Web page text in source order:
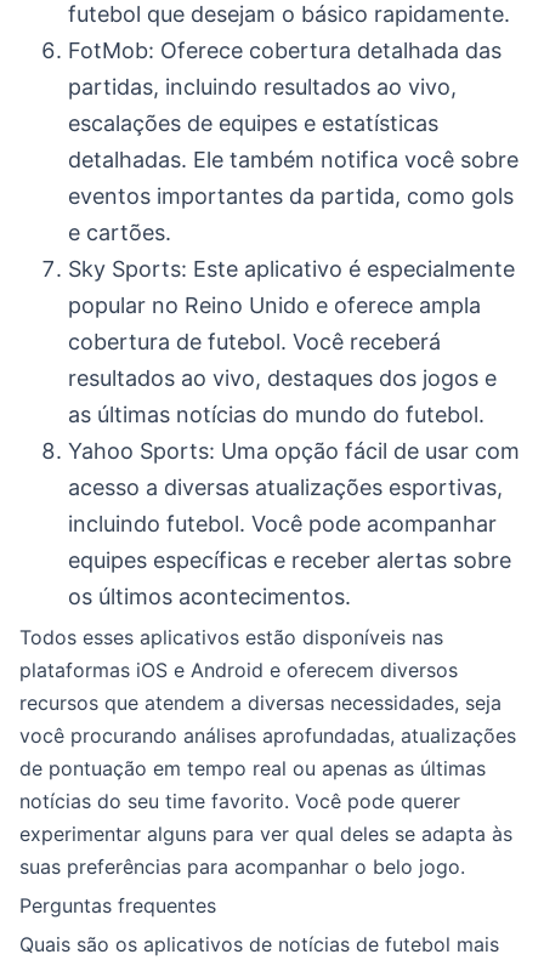
futebol que desejam o básico rapidamente.
FotMob: Oferece cobertura detalhada das
partidas, incluindo resultados ao vivo,
escalações de equipes e estatísticas
detalhadas. Ele também notifica você sobre
eventos importantes da partida, como gols
e cartões.
Sky Sports: Este aplicativo é especialmente
popular no Reino Unido e oferece ampla
cobertura de futebol. Você receberá
resultados ao vivo, destaques dos jogos e
as últimas notícias do mundo do futebol.
Yahoo Sports: Uma opção fácil de usar com
acesso a diversas atualizações esportivas,
incluindo futebol. Você pode acompanhar
equipes específicas e receber alertas sobre
os últimos acontecimentos.
Todos esses aplicativos estão disponíveis nas
plataformas iOS e Android e oferecem diversos
recursos que atendem a diversas necessidades, seja
você procurando análises aprofundadas, atualizações
de pontuação em tempo real ou apenas as últimas
notícias do seu time favorito. Você pode querer
experimentar alguns para ver qual deles se adapta às
suas preferências para acompanhar o belo jogo.
Perguntas frequentes
Quais são os aplicativos de notícias de futebol mais